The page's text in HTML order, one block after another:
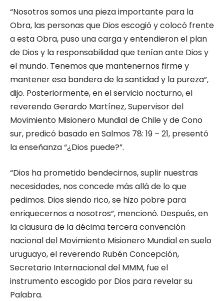
“Nosotros somos una pieza importante para la
Obra, las personas que Dios escogió y colocó frente
a esta Obra, puso una carga y entendieron el plan
de Dios y la responsabilidad que tenían ante Dios y
el mundo. Tenemos que mantenernos firme y
mantener esa bandera de la santidad y la pureza”,
dijo. Posteriormente, en el servicio nocturno, el
reverendo Gerardo Martínez, Supervisor del
Movimiento Misionero Mundial de Chile y de Cono
sur, predicó basado en Salmos 78: 19 – 21, presentó
la enseñanza “¿Dios puede?”.
“Dios ha prometido bendecirnos, suplir nuestras
necesidades, nos concede más allá de lo que
pedimos. Dios siendo rico, se hizo pobre para
enriquecernos a nosotros”, mencionó. Después, en
la clausura de la décima tercera convención
nacional del Movimiento Misionero Mundial en suelo
uruguayo, el reverendo Rubén Concepción,
Secretario Internacional del MMM, fue el
instrumento escogido por Dios para revelar su
Palabra.